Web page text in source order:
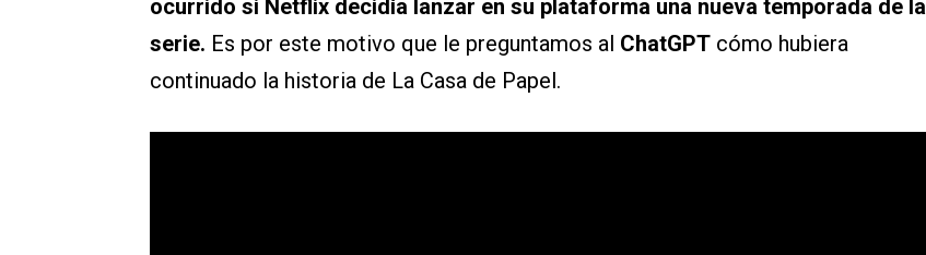
ocurrido si Netflix decidía lanzar en su plataforma una nueva temporada de la
serie. Es por este motivo que le preguntamos al ChatGPT cómo hubiera
continuado la historia de La Casa de Papel.